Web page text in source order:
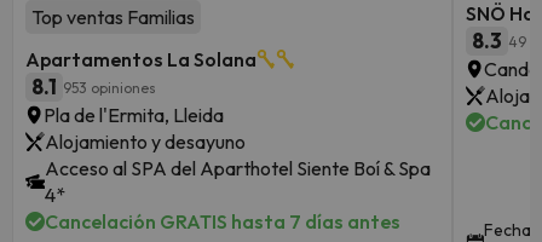
Top ventas Familias
Apartamentos La Solana
8.1 953 opiniones
Pla de l'Ermita, Lleida
Alojamiento y desayuno
Acceso al SPA del Aparthotel Siente Boí & Spa
4*
Cancelación GRATIS hasta 7 días antes
SNÖ
8.3 49